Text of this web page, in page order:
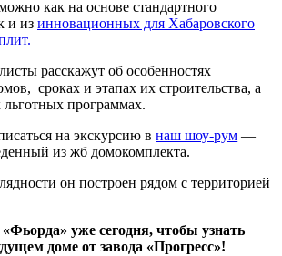
как на основе стандартного
и из инновационных для Хабаровского
расскажут об особенностях
сроках и этапах их строительства, а
программах.
на экскурсию внаш шоу-рум —
из жб домокомплекта.
он построен рядом с территорией
уже сегодня, чтобы узнать
доме от завода «Прогресс»!